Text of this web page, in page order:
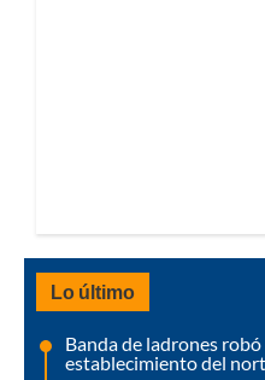
Lo último
Banda de ladrones
establecimiento del